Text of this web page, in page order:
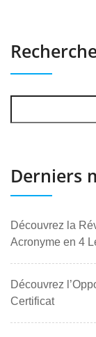
Derniers
Découvrez la
Acronyme en 4
Découvrez
Certificat